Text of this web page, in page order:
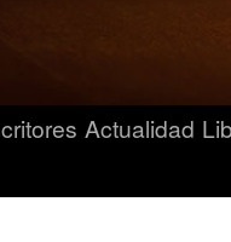
Actualidad